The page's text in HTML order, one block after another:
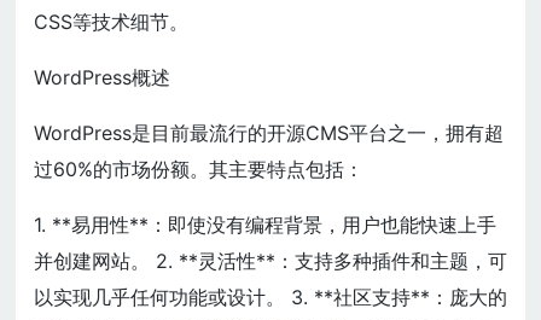
CSS等技术细节。
WordPress概述
WordPress是目前最流行的开源CMS平台之一，拥有超
过60%的市场份额。其主要特点包括：
1. **易用性**：即使没有编程背景，用户也能快速上手
并创建网站。 2. **灵活性**：支持多种插件和主题，可
以实现几乎任何功能或设计。 3. **社区支持**：庞大的